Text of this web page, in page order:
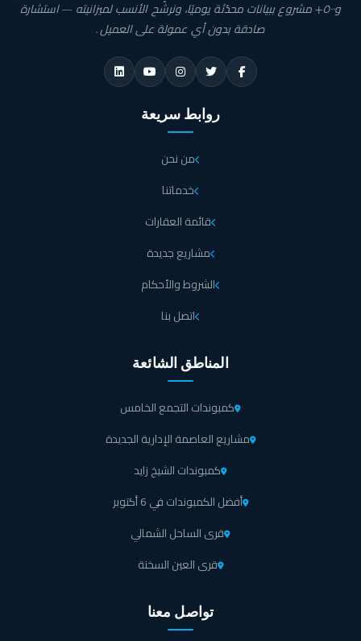
و٥٠٠+ مشروع ببيانات محدّثة يوميًا، ونرشّح الأنسب لميزانيته — استشارة
صادقة بدون أي عمولة على العميل.
روابط سريعة
من نحن
خدماتنا
قائمة العقارات
مشاريع جديدة
الشروط والأحكام
اتصل بنا
المناطق الشائعة
كمبوندات التجمع الخامس
مشاريع العاصمة الإدارية الجديدة
كمبوندات الشيخ زايد
أفضل الكمبوندات في 6 أكتوبر
قرى الساحل الشمالي
قرى العين السخنة
تواصل معنا